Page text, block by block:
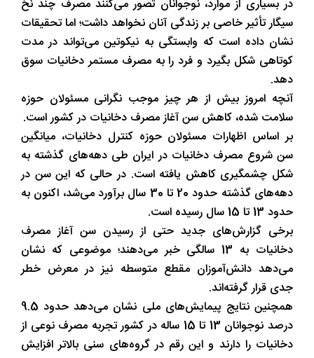
در بسیاری از موارد، نوجوانان تصور می‌کنند مصرف چند نخ
سیگار تأثیر خاصی بر زندگی آنان نخواهد داشت؛ اما تحقیقات
نشان داده است که وابستگی به نیکوتین می‌تواند در مدت
کوتاهی شکل بگیرد و فرد را به مصرف مستمر دخانیات سوق
دهد.
آنچه امروز بیش از هر چیز موجب نگرانی مسئولان حوزه
سلامت شده، کاهش سن آغاز مصرف دخانیات در کشور است.
بر اساس اظهارات مسئولان حوزه کنترل دخانیات، میانگین
سن شروع مصرف دخانیات در ایران طی دهه‌های گذشته به
شکل چشمگیری کاهش یافته است. در حالی که این سن در
دهه‌های گذشته حدود 20 تا 30 سال برآورد می‌شد، اکنون به
حدود 13 تا 15 سال رسیده است.
برخی گزارش‌های جدید حتی از رسیدن سن آغاز مصرف
دخانیات به 13 سالگی خبر می‌دهند؛ موضوعی که نشان
می‌دهد دانش‌آموزان مقطع متوسطه نیز در معرض خطر
جدی قرار گرفته‌اند.
همچنین نتایج پیمایش‌های ملی نشان می‌دهد حدود 9.5
درصد نوجوانان 13 تا 15 ساله در کشور تجربه مصرف نوعی از
دخانیات را دارند و این رقم در گروه‌های سنی بالاتر افزایش